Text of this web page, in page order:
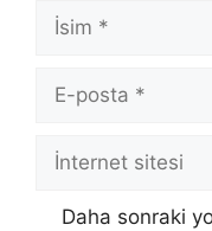
İsim
posta
İnternet
Daha sonraki